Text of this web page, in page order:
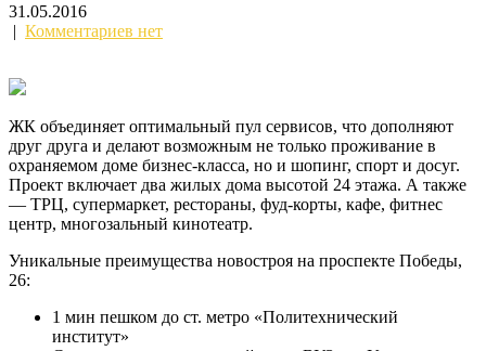
31.05.2016
| Комментариев нет
ЖК объединяет оптимальный пул сервисов, что дополняют
друг друга и делают возможным не только проживание в
охраняемом доме бизнес-класса, но и шопинг, спорт и досуг.
Проект включает два жилых дома высотой 24 этажа. А также
— ТРЦ, супермаркет, рестораны, фуд-корты, кафе, фитнес
центр, многозальный кинотеатр.
Уникальные преимущества новостроя на проспекте Победы,
26:
1 мин пешком до ст. метро «Политехнический
институт»